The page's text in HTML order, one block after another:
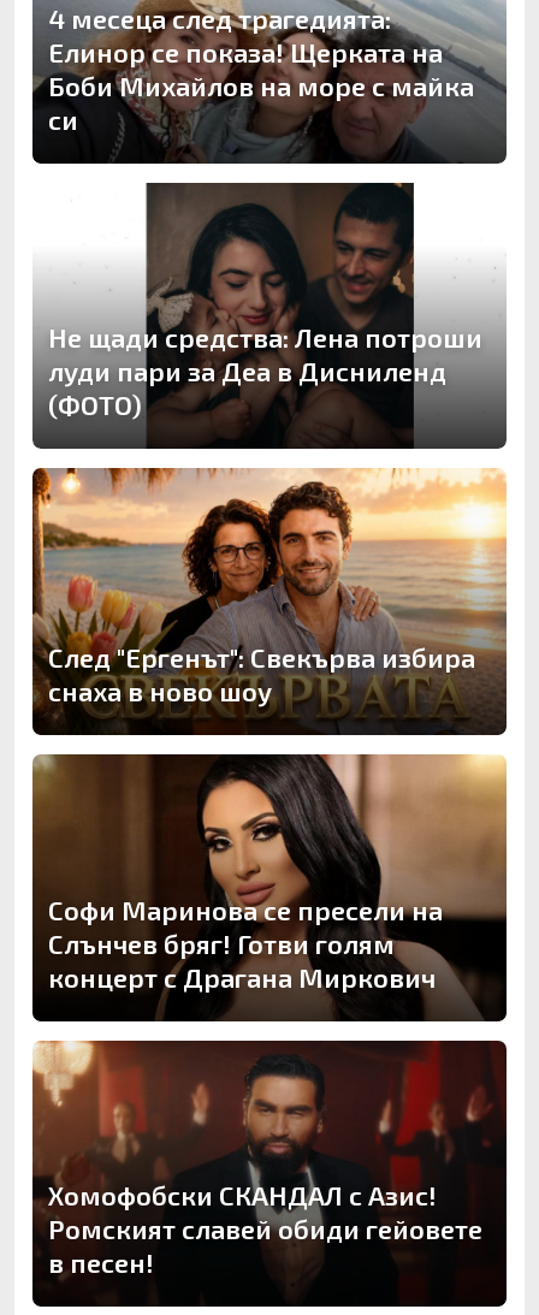
4 месеца след трагедията:
Елинор се показа! Щерката на
Боби Михайлов на море с майка
си
Не щади средства: Лена потроши
луди пари за Деа в Дисниленд
(ФОТО)
След "Ергенът": Свекърва избира
снаха в ново шоу
Софи Маринова се пресели на
Слънчев бряг! Готви голям
концерт с Драгана Миркович
Хомофобски СКАНДАЛ с Азис!
Ромският славей обиди гейовете
в песен!